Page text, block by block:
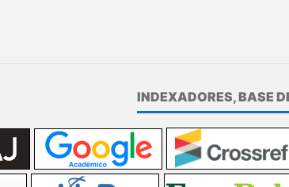
INDEXADORES, BASE